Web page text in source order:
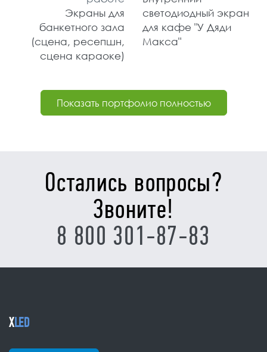
Экраны для
банкетного зала
(сцена, ресепшн,
сцена караоке)
светодиодный экран
для кафе "У Дяди
Макса"
Показать портфолио полностью
Остались вопросы?
Звоните!
8 800 301-87-83
XLED